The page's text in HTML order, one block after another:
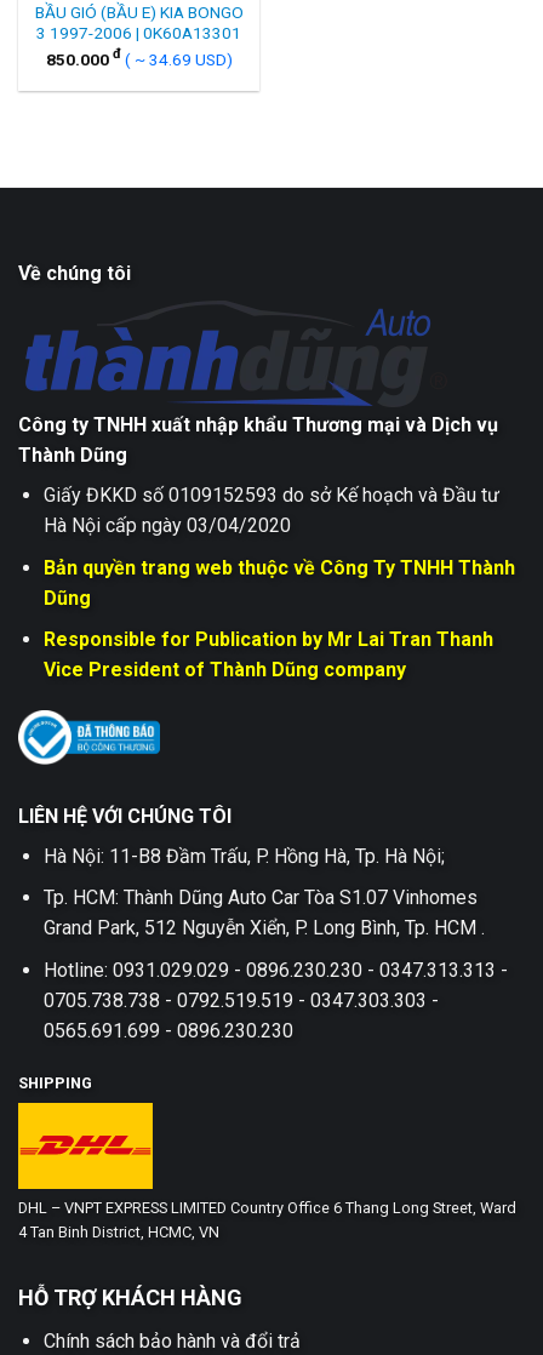
BẦU GIÓ (BẦU E) KIA BONGO
3 1997-2006 | 0K60A13301
850.000 đ ( ~ 34.69 USD)
Về chúng tôi
Công ty TNHH xuất nhập khẩu Thương mại và Dịch vụ
Thành Dũng
Giấy ĐKKD số 0109152593 do sở Kế hoạch và Đầu tư
Hà Nội cấp ngày 03/04/2020
Bản quyền trang web thuộc về Công Ty TNHH Thành
Dũng
Responsible for Publication by Mr Lai Tran Thanh
Vice President of Thành Dũng company
LIÊN HỆ VỚI CHÚNG TÔI
Hà Nội: 11-B8 Đầm Trấu, P. Hồng Hà, Tp. Hà Nội;
Tp. HCM: Thành Dũng Auto Car Tòa S1.07 Vinhomes
Grand Park, 512 Nguyễn Xiển, P. Long Bình, Tp. HCM .
Hotline: 0931.029.029 - 0896.230.230 - 0347.313.313 -
0705.738.738 - 0792.519.519 - 0347.303.303 -
0565.691.699 - 0896.230.230
SHIPPING
DHL – VNPT EXPRESS LIMITED Country Office 6 Thang Long Street, Ward
4 Tan Binh District, HCMC, VN
HỖ TRỢ KHÁCH HÀNG
Chính sách bảo hành và đổi trả